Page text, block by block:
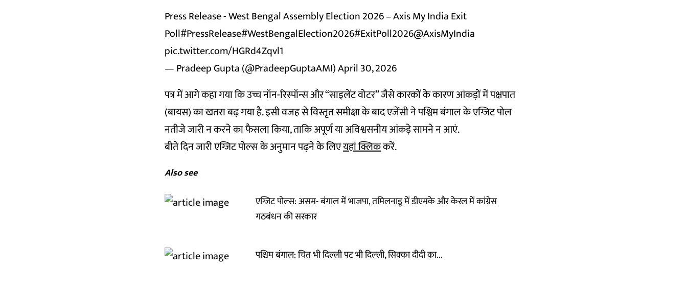
Press Release - West Bengal Assembly Election 2026 – Axis My India Exit
Poll#PressRelease#WestBengalElection2026#ExitPoll2026@AxisMyIndia
pic.twitter.com/HGRd4Zqvl1
— Pradeep Gupta (@PradeepGuptaAMI)April 30, 2026
पत्र में आगे कहा गया कि उच्च नॉन-रिस्पॉन्स और “साइलेंट वोटर” जैसे कारकों के कारण आंकड़ों में पक्षपात
(बायस) का खतरा बढ़ गया है. इसी वजह से विस्तृत समीक्षा के बाद एजेंसी ने पश्चिम बंगाल के एग्जिट पोल
नतीजे जारी न करने का फैसला किया, ताकि अपूर्ण या अविश्वसनीय आंकड़े सामने न आएं.
बीते दिन जारी एग्जिट पोल्स के अनुमान पढ़ने के लिएयहां क्लिककरें.
Also see
एग्जिट पोल्स: असम- बंगाल में भाजपा, तमिलनाडू में डीएमके और केरल में कांग्रेस
गठबंधन की सरकार
पश्चिम बंगाल: चित भी दिल्‍ली पट भी दिल्‍ली, सिक्‍का दीदी का...